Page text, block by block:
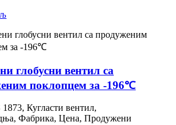
глобусни вентил са
поклопцем за -196℃
Кугласти вентил,
Фабрика, Цена, Продужени